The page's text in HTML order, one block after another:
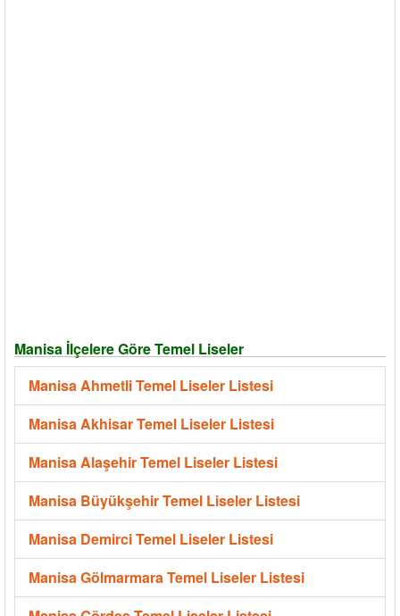
Manisa İlçelere Göre Temel Liseler
Manisa Ahmetli Temel Liseler Listesi
Manisa Akhisar Temel Liseler Listesi
Manisa Alaşehir Temel Liseler Listesi
Manisa Büyükşehir Temel Liseler Listesi
Manisa Demirci Temel Liseler Listesi
Manisa Gölmarmara Temel Liseler Listesi